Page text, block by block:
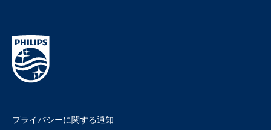
プライバシーに関する通知